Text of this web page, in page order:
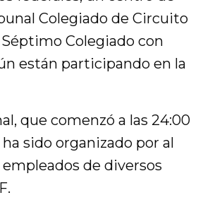
Colegiado de Circuito
Colegiado con
están participando en la
que comenzó a las 24:00
ha sido organizado por al
de diversos